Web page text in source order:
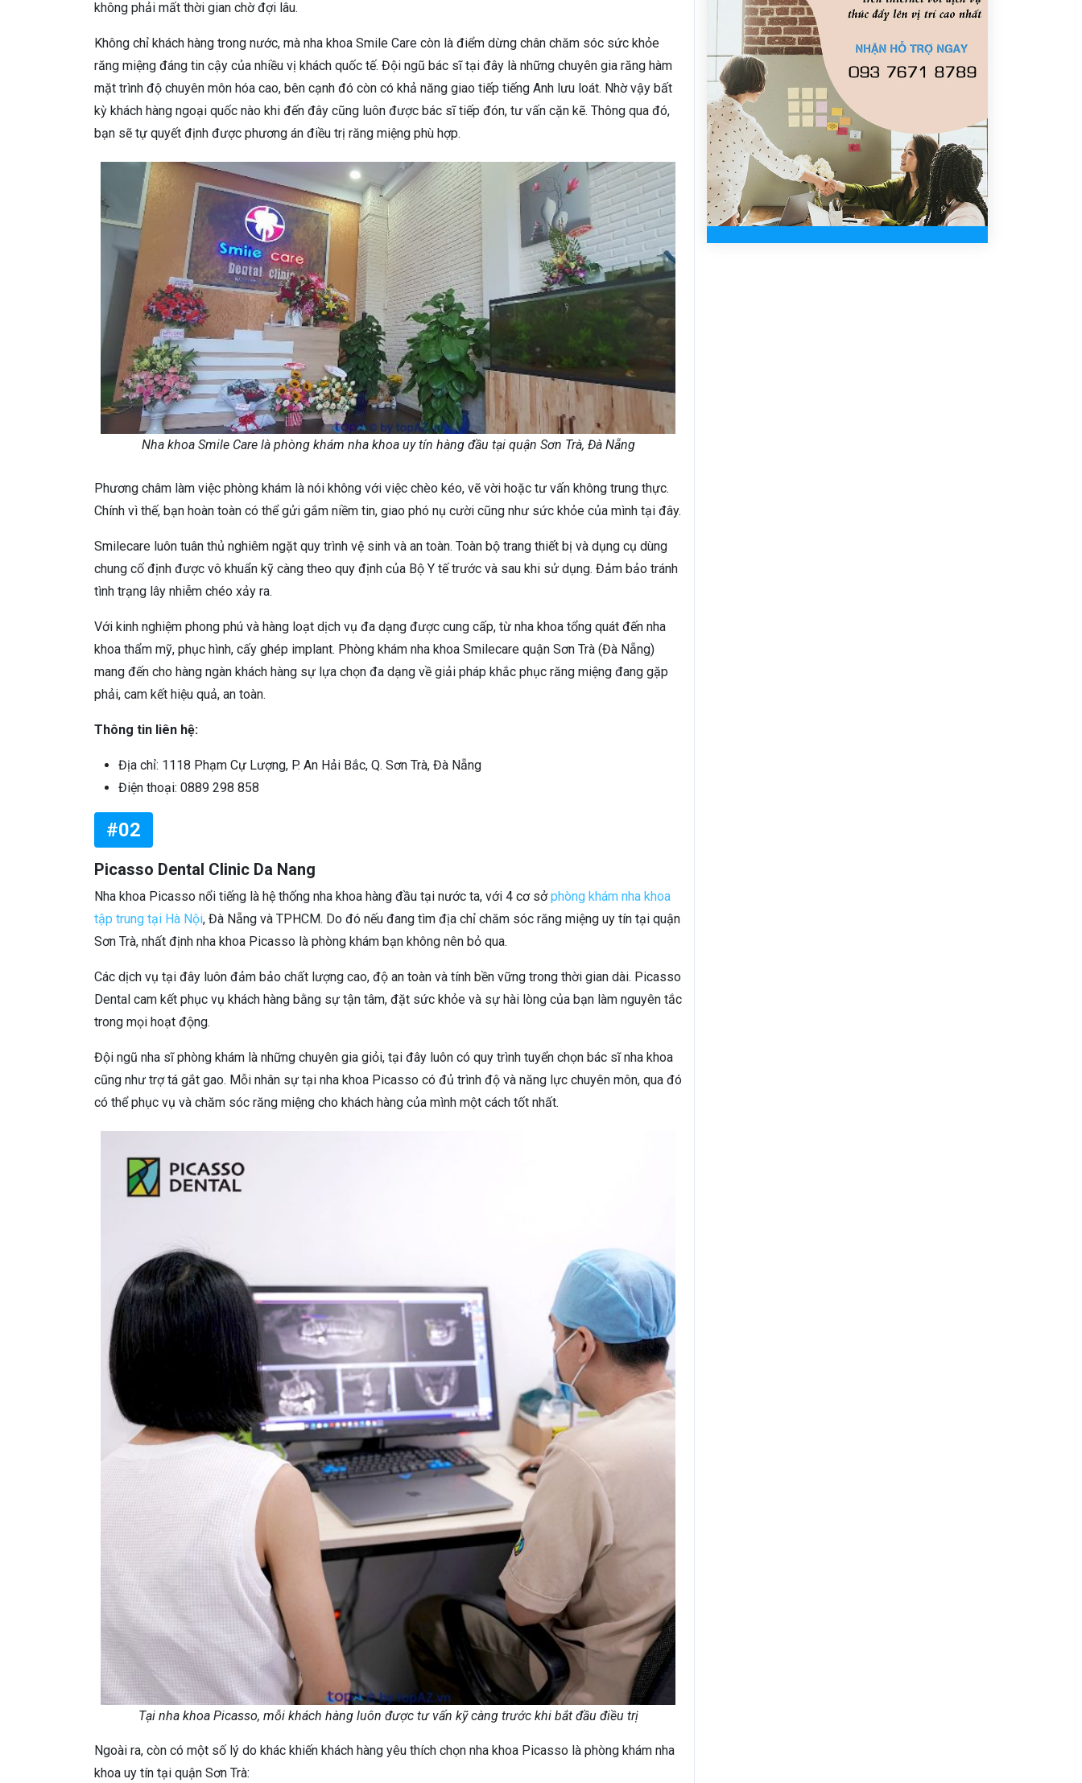
không phải mất thời gian chờ đợi lâu.
Không chỉ khách hàng trong nước, mà nha khoa Smile Care còn là điểm dừng chân chăm sóc sức khỏe
răng miệng đáng tin cậy của nhiều vị khách quốc tế. Đội ngũ bác sĩ tại đây là những chuyên gia răng hàm
mặt trình độ chuyên môn hóa cao, bên cạnh đó còn có khả năng giao tiếp tiếng Anh lưu loát. Nhờ vậy bất
kỳ khách hàng ngoại quốc nào khi đến đây cũng luôn được bác sĩ tiếp đón, tư vấn cặn kẽ. Thông qua đó,
bạn sẽ tự quyết định được phương án điều trị răng miệng phù hợp.
Nha khoa Smile Care là phòng khám nha khoa uy tín hàng đầu tại quận Sơn Trà, Đà Nẵng
Phương châm làm việc phòng khám là nói không với việc chèo kéo, vẽ vời hoặc tư vấn không trung thực.
Chính vì thế, bạn hoàn toàn có thể gửi gắm niềm tin, giao phó nụ cười cũng như sức khỏe của mình tại đây.
Smilecare luôn tuân thủ nghiêm ngặt quy trình vệ sinh và an toàn. Toàn bộ trang thiết bị và dụng cụ dùng
chung cố định được vô khuẩn kỹ càng theo quy định của Bộ Y tế trước và sau khi sử dụng. Đảm bảo tránh
tình trạng lây nhiễm chéo xảy ra.
Với kinh nghiệm phong phú và hàng loạt dịch vụ đa dạng được cung cấp, từ nha khoa tổng quát đến nha
khoa thẩm mỹ, phục hình, cấy ghép implant. Phòng khám nha khoa Smilecare quận Sơn Trà (Đà Nẵng)
mang đến cho hàng ngàn khách hàng sự lựa chọn đa dạng về giải pháp khắc phục răng miệng đang gặp
phải, cam kết hiệu quả, an toàn.
Thông tin liên hệ:
Địa chỉ: 1118 Phạm Cự Lượng, P. An Hải Bắc, Q. Sơn Trà, Đà Nẵng
Điện thoại: 0889 298 858
#02
Picasso Dental Clinic Da Nang
Nha khoa Picasso nổi tiếng là hệ thống nha khoa hàng đầu tại nước ta, với 4 cơ sởphòng khám nha khoa
tập trung tại Hà Nội, Đà Nẵng và TPHCM. Do đó nếu đang tìm địa chỉ chăm sóc răng miệng uy tín tại quận
Sơn Trà, nhất định nha khoa Picasso là phòng khám bạn không nên bỏ qua.
Các dịch vụ tại đây luôn đảm bảo chất lượng cao, độ an toàn và tính bền vững trong thời gian dài. Picasso
Dental cam kết phục vụ khách hàng bằng sự tận tâm, đặt sức khỏe và sự hài lòng của bạn làm nguyên tắc
trong mọi hoạt động.
Đội ngũ nha sĩ phòng khám là những chuyên gia giỏi, tại đây luôn có quy trình tuyển chọn bác sĩ nha khoa
cũng như trợ tá gắt gao. Mỗi nhân sự tại nha khoa Picasso có đủ trình độ và năng lực chuyên môn, qua đó
có thể phục vụ và chăm sóc răng miệng cho khách hàng của mình một cách tốt nhất.
Tại nha khoa Picasso, mỗi khách hàng luôn được tư vấn kỹ càng trước khi bắt đầu điều trị
Ngoài ra, còn có một số lý do khác khiến khách hàng yêu thích chọn nha khoa Picasso là phòng khám nha
khoa uy tín tại quận Sơn Trà: